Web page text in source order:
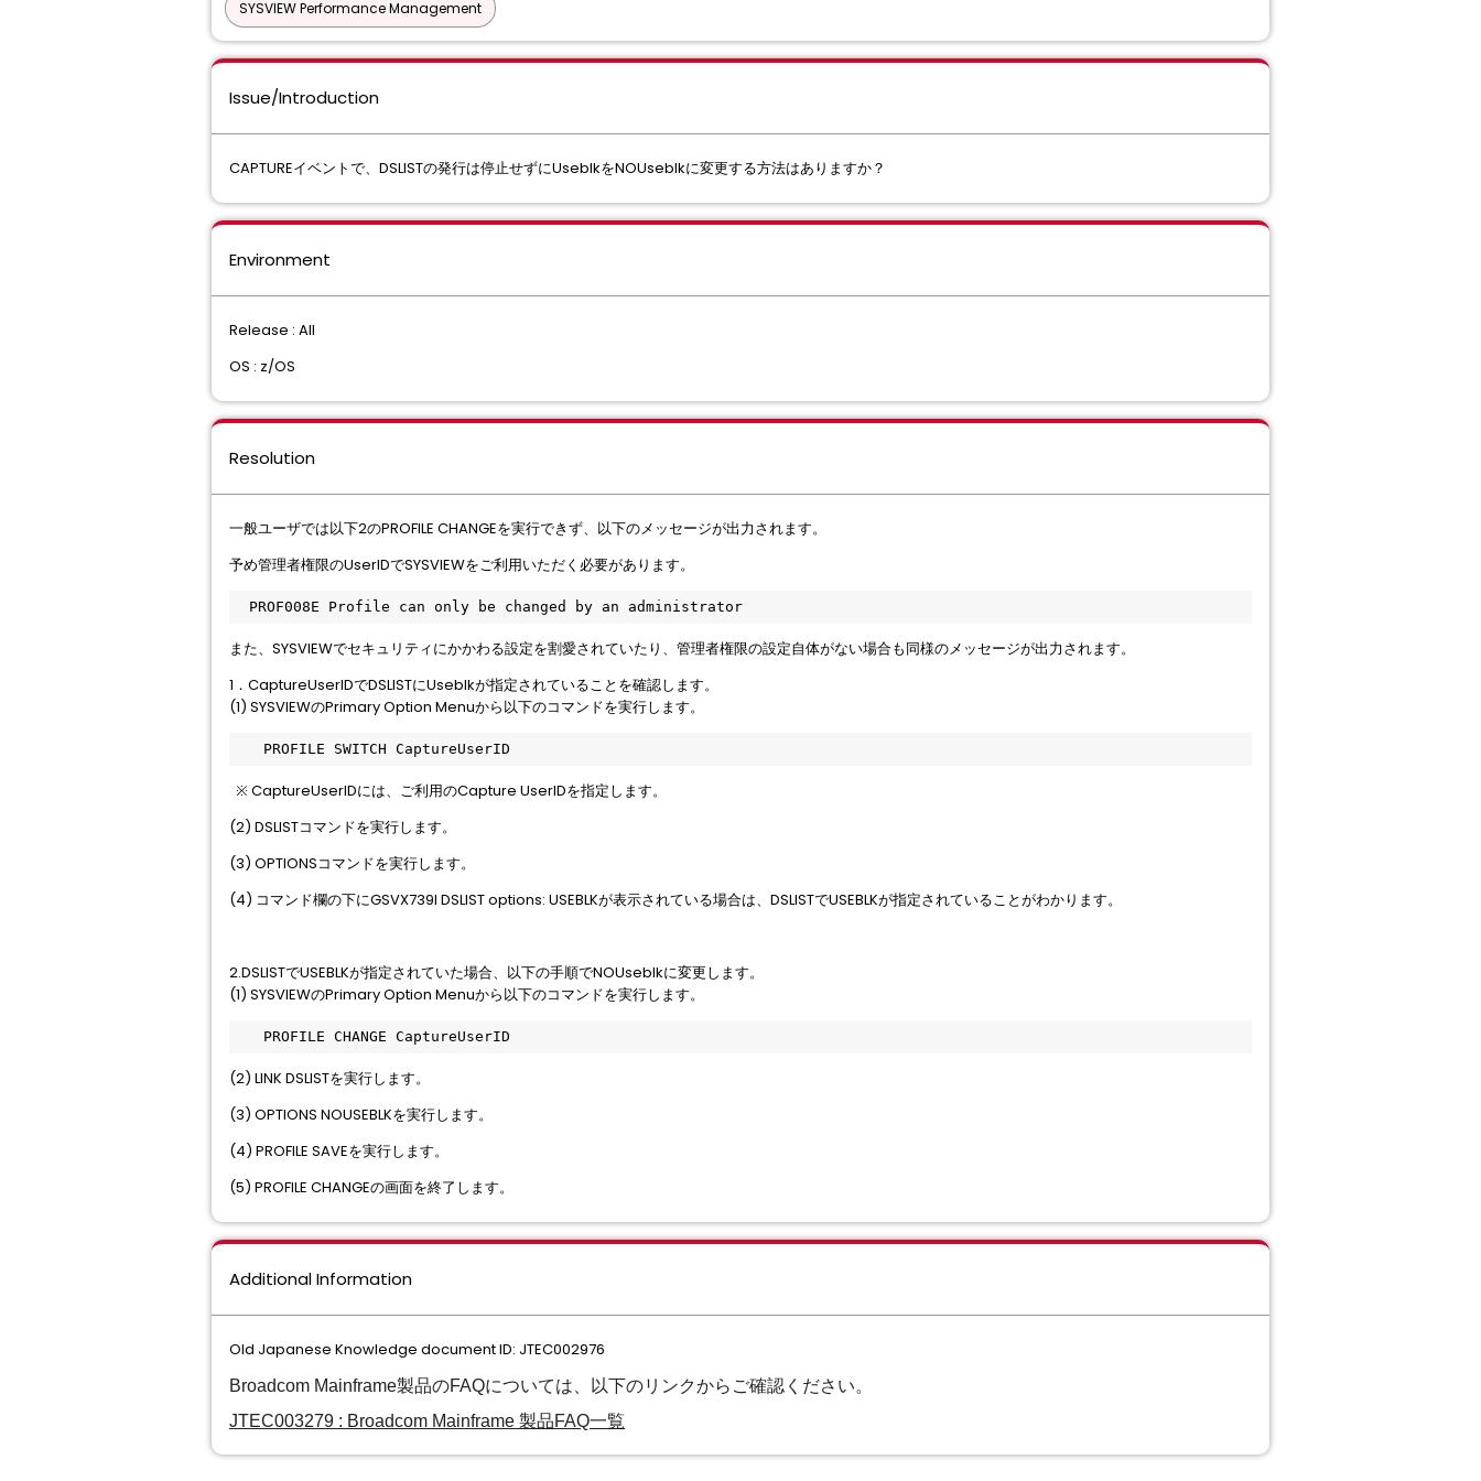
SYSVIEW Performance Management
Issue/Introduction
CAPTUREイベントで、DSLISTの発行は停止せずにUseblkをNOUseblkに変更する方法はありますか？
Environment
Release : All
OS : z/OS
Resolution
一般ユーザでは以下2のPROFILE CHANGEを実行できず、以下のメッセージが出力されます。
予め管理者権限のUserIDでSYSVIEWをご利用いただく必要があります。
PROF008E Profile can only be changed by an administrator
また、SYSVIEWでセキュリティにかかわる設定を割愛されていたり、管理者権限の設定自体がない場合も同様のメッセージが出力されます。
1．CaptureUserIDでDSLISTにUseblkが指定されていることを確認します。
(1) SYSVIEWのPrimary Option Menuから以下のコマンドを実行します。
PROFILE SWITCH CaptureUserID
※ CaptureUserIDには、ご利用のCapture UserIDを指定します。
(2) DSLISTコマンドを実行します。
(3) OPTIONSコマンドを実行します。
(4) コマンド欄の下にGSVX739I DSLIST options: USEBLKが表示されている場合は、DSLISTでUSEBLKが指定されていることがわかります。
2.DSLISTでUSEBLKが指定されていた場合、以下の手順でNOUseblkに変更します。
(1) SYSVIEWのPrimary Option Menuから以下のコマンドを実行します。
PROFILE CHANGE CaptureUserID
(2) LINK DSLISTを実行します。
(3) OPTIONS NOUSEBLKを実行します。
(4) PROFILE SAVEを実行します。
(5) PROFILE CHANGEの画面を終了します。
Additional Information
Old Japanese Knowledge document ID: JTEC002976
Broadcom Mainframe製品のFAQについては、以下のリンクからご確認ください。
JTEC003279 : Broadcom Mainframe 製品FAQ⼀覧